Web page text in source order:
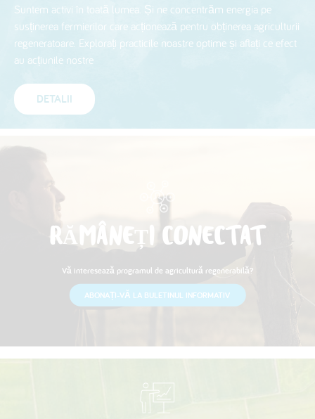
Suntem activi în toată lumea. Și ne concentrăm energia pe
susținerea fermierilor care acționează pentru obținerea agriculturii
regeneratoare. Explorați practicile noastre optime și aflați ce efect
au acțiunile nostre
DETALII
RĂMÂNEȚI CONECTAT
Vă interesează programul de agricultură regenerabilă?
ABONAȚI-VĂ LA BULETINUL INFORMATIV